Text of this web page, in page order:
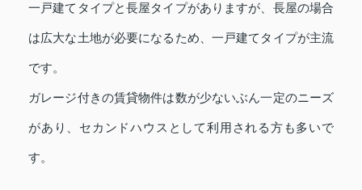
一戸建てタイプと長屋タイプがありますが、長屋の場合
は広大な土地が必要になるため、一戸建てタイプが主流
です。
ガレージ付きの賃貸物件は数が少ないぶん一定のニーズ
があり、セカンドハウスとして利用される方も多いで
す。